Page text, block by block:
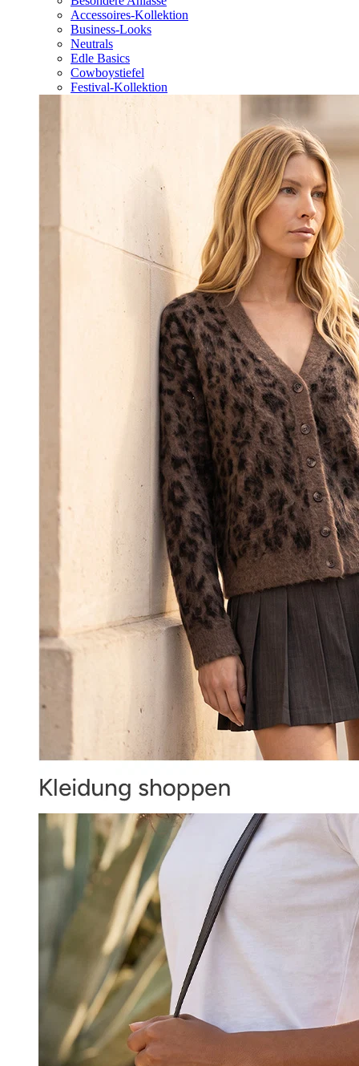
Accessoires-Kollektion
Business-Looks
Neutrals
Edle Basics
Cowboystiefel
Festival-Kollektion